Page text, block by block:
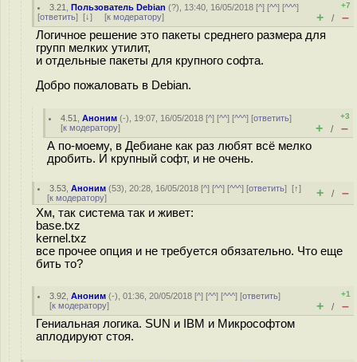
3.21 ,Пользователь Debian (?), 13:40, 16/05/2018 [^] [^^] [^^^]
[ответить] [↓] [к модератору]
+7
+ / –
Логичное решение это пакеты среднего размера для
групп мелких утилит,
и отдельные пакеты для крупного софта.
Добро пожаловать в Debian.
4.51 ,Аноним (-), 19:07, 16/05/2018 [^] [^^] [^^^] [ответить]
[к модератору]
+3
+ / –
А по-моему, в Дебиане как раз любят всё мелко
дробить. И крупный софт, и не очень.
3.53 ,Аноним (53), 20:28, 16/05/2018 [^] [^^] [^^^] [ответить][↑]
[к модератору] + / –
Хм, так система так и живет:
base.txz
kernel.txz
все прочее опция и не требуется обязательно. Что еще
бить то?
3.92 ,Аноним (-), 01:36, 20/05/2018 [^] [^^] [^^^] [ответить]
[к модератору]
+1
+ / –
Гениальная логика. SUN и IBM и Микрософтом
аплодируют стоя.